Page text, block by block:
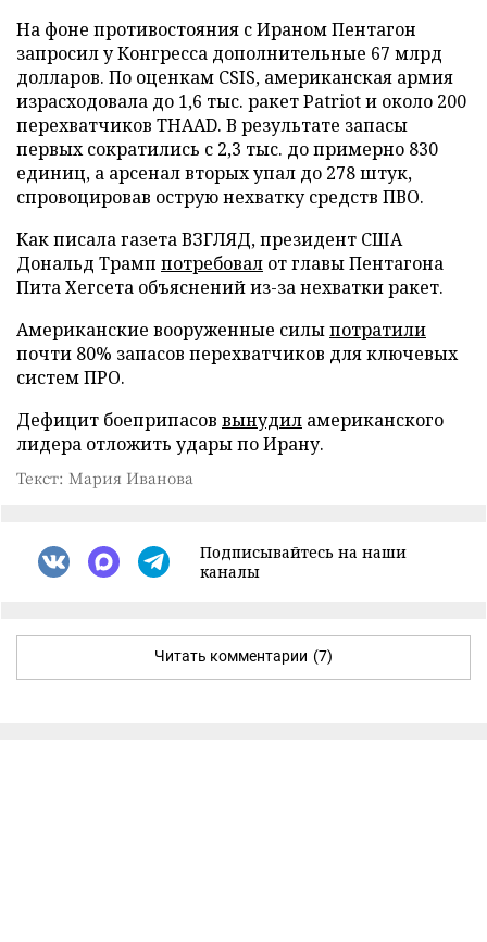
На фоне противостояния с Ираном Пентагон
запросил у Конгресса дополнительные 67 млрд
долларов. По оценкам CSIS, американская армия
израсходовала до 1,6 тыс. ракет Patriot и около 200
перехватчиков THAAD. В результате запасы
первых сократились с 2,3 тыс. до примерно 830
единиц, а арсенал вторых упал до 278 штук,
спровоцировав острую нехватку средств ПВО.
Как писала газета ВЗГЛЯД, президент США
Дональд Трамп потребовал от главы Пентагона
Пита Хегсета объяснений из-за нехватки ракет.
Американские вооруженные силыпотратили
почти 80% запасов перехватчиков для ключевых
систем ПРО.
Дефицит боеприпасов вынудил американского
лидера отложить удары по Ирану.
Текст: Мария Иванова
Подписывайтесь на наши
каналы
Читать комментарии (7)